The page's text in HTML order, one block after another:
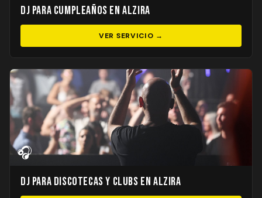
DJ para Cumpleaños en Alzira
VER SERVICIO →
🎧
DJ para Discotecas y Clubs en Alzira